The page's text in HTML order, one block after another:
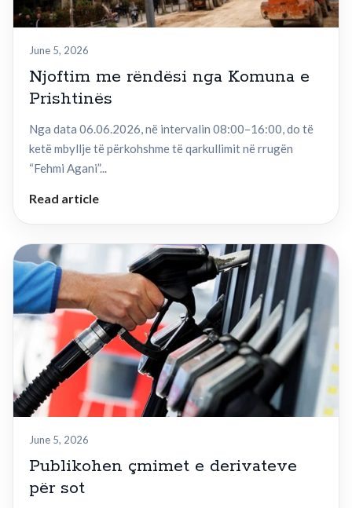
June 5, 2026
Njoftim me rëndësi nga Komuna e
Prishtinës
Nga data 06.06.2026, në intervalin 08:00–16:00, do të
ketë mbyllje të përkohshme të qarkullimit në rrugën
“Fehmi Agani”...
Read article
June 5, 2026
Publikohen çmimet e derivateve
për sot